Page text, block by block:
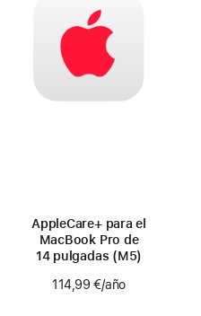
AppleCare+ para el
MacBook Pro de
14 pulgadas (M5)
114,99 €/año